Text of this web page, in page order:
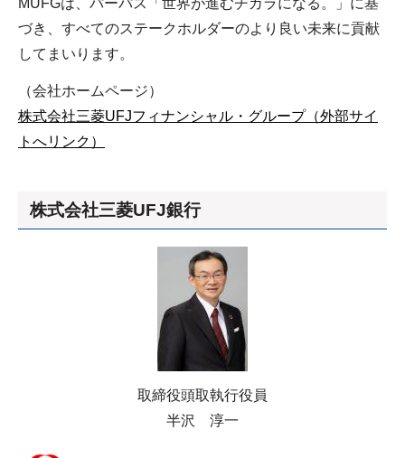
づき、すべてのステークホルダーのより良い未来に貢献
してまいります。
（会社ホームページ）
株式会社三菱UFJフィナンシャル・グループ（外部サイ
トへリンク）
株式会社三菱UFJ銀行
取締役頭取執行役員
半沢 淳一